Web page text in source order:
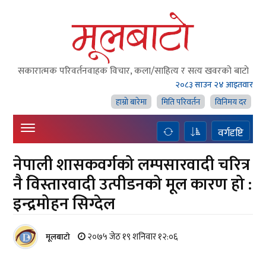
सकारात्मक परिवर्तनवाहक विचार, कला/साहित्य र सत्य खवरको बाटाे
२०८३ साउन २४ आइतवार
हाम्राे बारेमा
मिति परिवर्तन विनिमय दर
वर्गदृष्टि
नेपाली शासकवर्गको लम्पसारवादी चरित्र
नै विस्तारवादी उत्पीडनको मूल कारण हो :
इन्द्रमोहन सिग्देल
मूलबाटाे २०७५ जेठ १९ शनिवार १२:०६